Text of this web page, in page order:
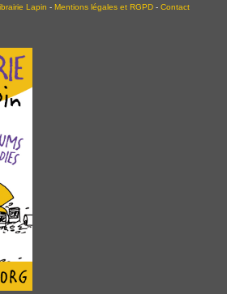
Lapin - Mentions légales et RGPD - Contact